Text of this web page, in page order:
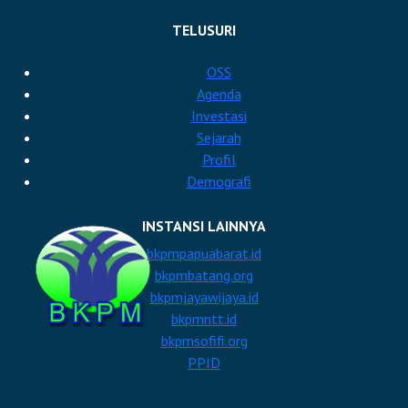
TELUSURI
OSS
Agenda
Investasi
Sejarah
Profil
Demografi
INSTANSI LAINNYA
bkpmpapuabarat.id
bkpmbatang.org
bkpmjayawijaya.id
bkpmntt.id
bkpmsofifi.org
PPID